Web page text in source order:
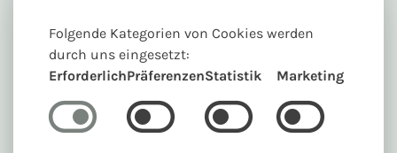
Folgende Kategorien von Cookies werden
durch uns eingesetzt:
ErforderlichPräferenzenStatistik Marketing